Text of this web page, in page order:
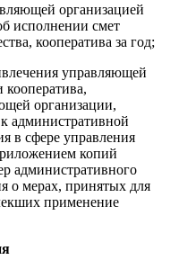
организацией
исполнении смет
кооператива за год;
управляющей
кооператива,
организации,
административной
в сфере управления
копий
административного
о мерах, принятых для
применение